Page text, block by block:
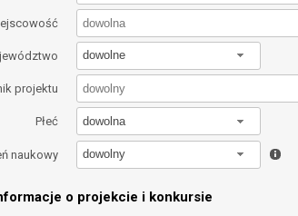
dowolne
projektu
Płeć dowolna
naukowy dowolny
o projekcie i konkursie